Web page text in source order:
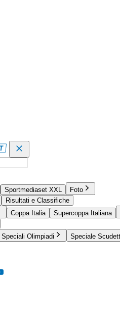
Sportmediaset XXL
Foto
Risultati e Classifiche
Coppa Italia Supercoppa Italiana
Speciali Olimpiadi Speciale